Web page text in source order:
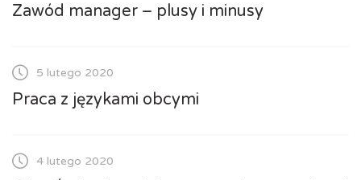
Zawód manager – plusy i minusy
5 lutego 2020
Praca z językami obcymi
4 lutego 2020